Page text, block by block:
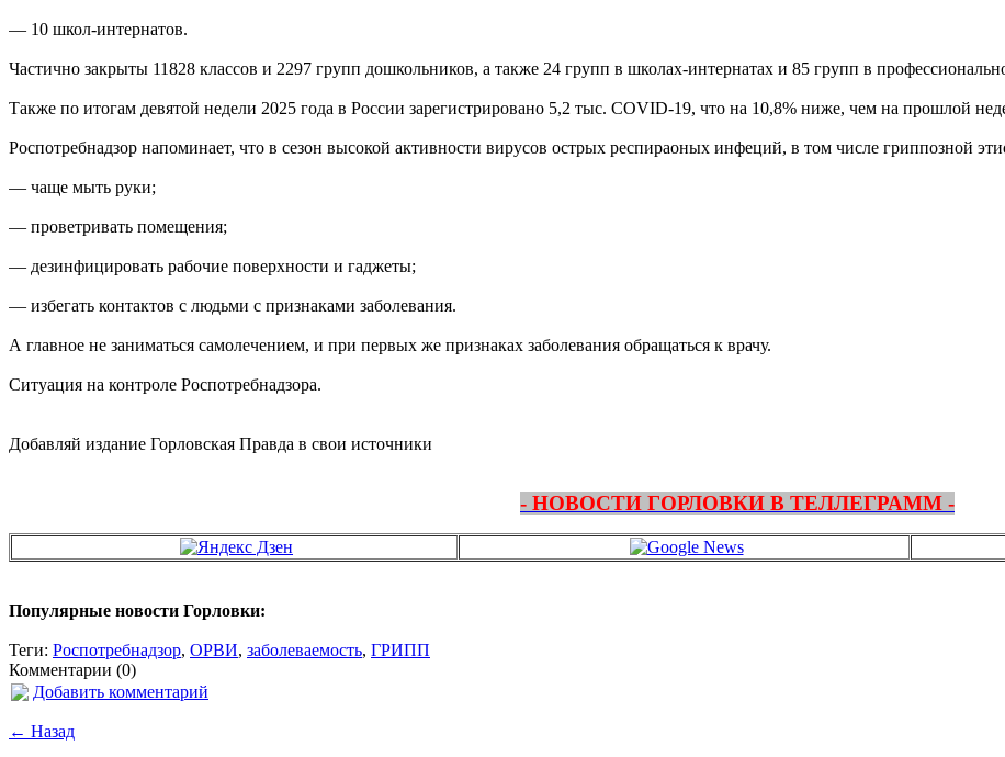
— 10 школ-интернатов.
Частично закрыты 11828 классов и 2297 групп дошкольников, а также 24 групп в школах-интернатах и 85 групп в
Также по итогам девятой недели 2025 года в России зарегистрировано 5,2 тыс. COVID-19, что на 10,8% ниже, чем на прошлой
Роспотребнадзор напоминает, что в сезон высокой активности вирусов острых респираоных инфеций, в том числе гриппозной
— чаще мыть руки;
— проветривать помещения;
— дезинфицировать рабочие поверхности и гаджеты;
— избегать контактов с людьми с признаками заболевания.
А главное не заниматься самолечением, и при первых же признаках заболевания обращаться к врачу.
Ситуация на контроле Роспотребнадзора.
Добавляй издание Горловская Правда в свои источники
- НОВОСТИ ГОРЛОВКИ В ТЕЛЛЕГРАММ -
Популярные новости Горловки:
Теги: Роспотребнадзор, ОРВИ, заболеваемость, ГРИПП
Комментарии (0)
Добавить комментарий
← Назад